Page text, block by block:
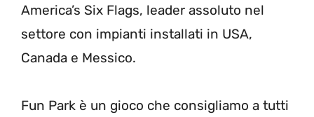
America’s Six Flags, leader assoluto nel
settore con impianti installati in USA,
Canada e Messico.
Fun Park è un gioco che consigliamo a tutti